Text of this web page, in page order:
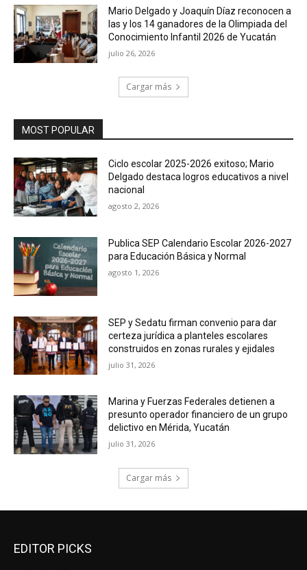
Mario Delgado y Joaquín Díaz reconocen a
las y los 14 ganadores de la Olimpiada del
Conocimiento Infantil 2026 de Yucatán
julio 26, 2026
Cargar más
MOST POPULAR
Ciclo escolar 2025-2026 exitoso; Mario
Delgado destaca logros educativos a nivel
nacional
agosto 2, 2026
Publica SEP Calendario Escolar 2026-2027
para Educación Básica y Normal
agosto 1, 2026
SEP y Sedatu firman convenio para dar
certeza jurídica a planteles escolares
construidos en zonas rurales y ejidales
julio 31, 2026
Marina y Fuerzas Federales detienen a
presunto operador financiero de un grupo
delictivo en Mérida, Yucatán
julio 31, 2026
Cargar más
EDITOR PICKS